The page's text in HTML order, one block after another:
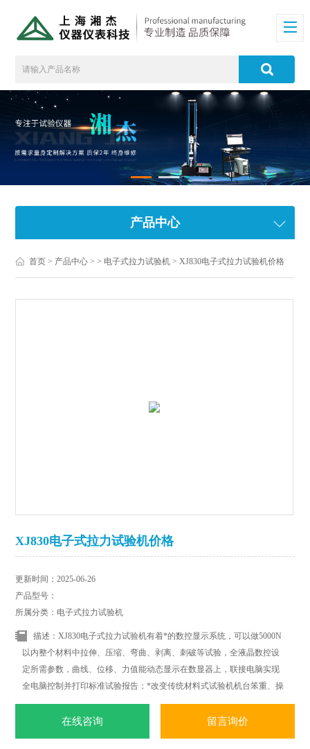
产品中心
首页 > 产品中心 > > 电子式拉力试验机 > XJ830电子式拉力试验机价格
XJ830电子式拉力试验机价格
更新时间：2025-06-26
产品型号：
所属分类：电子式拉力试验机
描述：XJ830电子式拉力试验机有着*的数控显示系统，可以做5000N
以内整个材料中拉伸、压缩、弯曲、剥离、刺破等试验，全液晶数控设
定所需参数，曲线、位移、力值能动态显示在数显器上，联接电脑实现
全电脑控制并打印标准试验报告；*改变传统材料式试验机机台笨重、操
作复杂、性能单一之缺点。外观采用挤型封板及高级烤漆处理，更显美
在线咨询 留言询价